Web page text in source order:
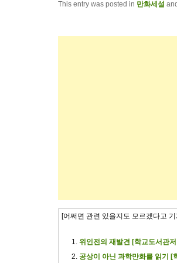
This entry was posted in 만화세설
[어쩌면 관련 있을지도 모르겠다고
위인전의 재발견 [학교도서관
공상이 아닌 과학만화를 읽기 [